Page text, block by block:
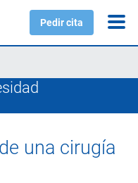
Pedir cita
una cirugía